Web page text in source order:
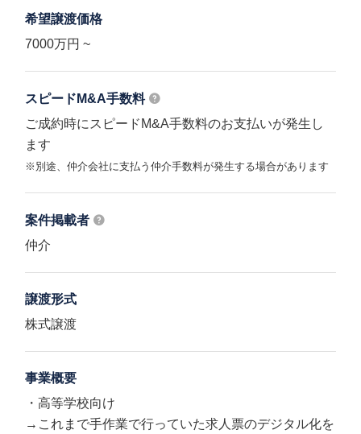
希望譲渡価格
7000万円 ~
スピードM&A手数料
ご成約時にスピードM&A手数料のお支払いが発生し
ます
※別途、仲介会社に支払う仲介手数料が発生する場合があります
案件掲載者
仲介
譲渡形式
株式譲渡
事業概要
・高等学校向け
→これまで手作業で行っていた求人票のデジタル化を